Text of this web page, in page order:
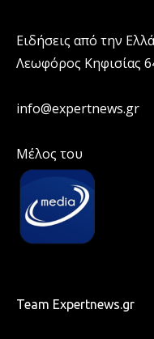
Ειδήσεις από την
Λεωφόρος Κηφισίας
info@expertnews.gr
Μέλος του
Team Expertnews.gr